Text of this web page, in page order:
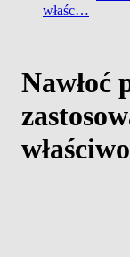
właśc…
Nawłoć